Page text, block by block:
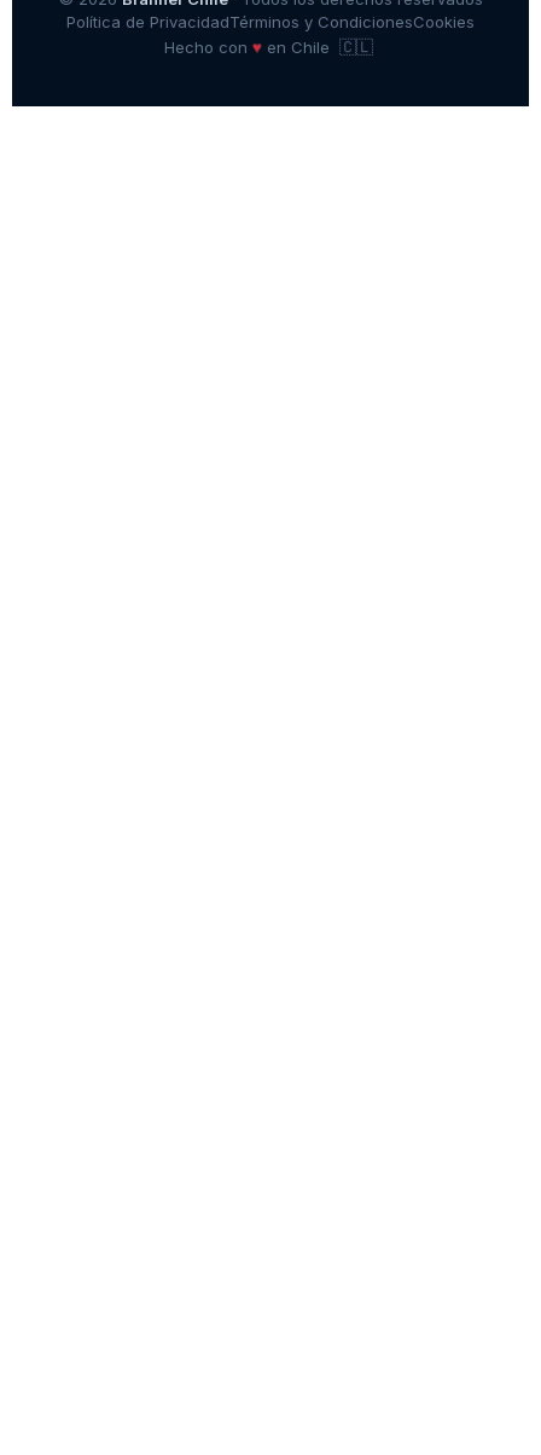
Política de PrivacidadTérminos y CondicionesCookies
Hecho con ♥en Chile 🇨🇱